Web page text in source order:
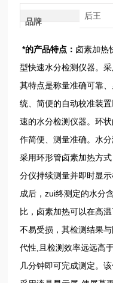
品牌
后王
*的产品特点： 卤素加热
型快速水分检测仪器。
其特点是称量准确可靠
统、简便的自动校准装
速的水分检测仪器。环
作简便、测量准确。水
采用环形管卤素加热方
分仪持续测量并即时显
成后，zui终测定的水分
比，卤素加热可以在高
不易受损，其检测结果
代性,且检测效率远远高
几分钟即可完成测定。